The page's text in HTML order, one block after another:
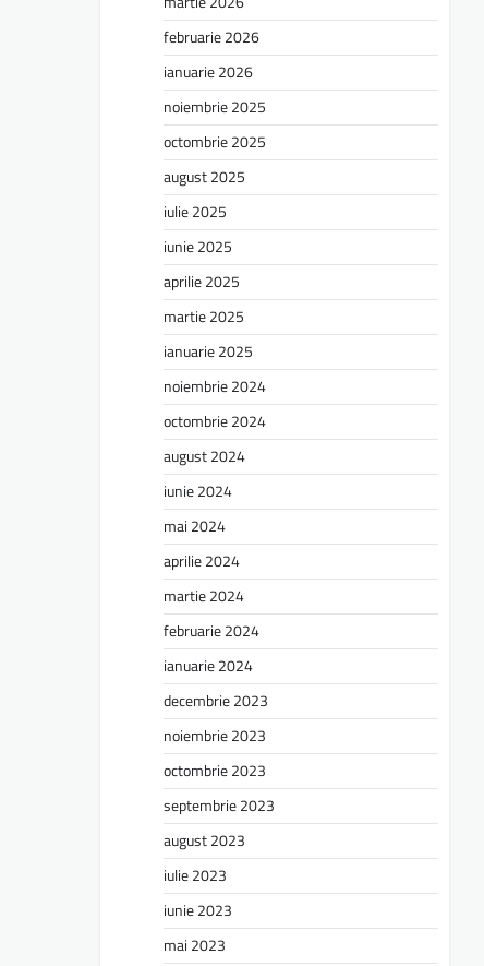
februarie 2026
ianuarie 2026
noiembrie 2025
octombrie 2025
august 2025
iulie 2025
iunie 2025
aprilie 2025
martie 2025
ianuarie 2025
noiembrie 2024
octombrie 2024
august 2024
iunie 2024
mai 2024
aprilie 2024
martie 2024
februarie 2024
ianuarie 2024
decembrie 2023
noiembrie 2023
octombrie 2023
septembrie 2023
august 2023
iulie 2023
iunie 2023
mai 2023